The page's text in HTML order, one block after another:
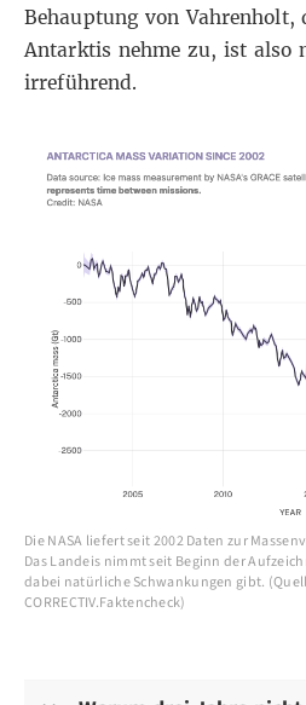
Behauptung von Vahrenholt,
Antarktis nehme zu, ist also
irreführend.
Die NASA liefert seit 2002 Daten zur
Das Landeis nimmt seit Beginn der
dabei natürliche Schwankungen gibt.
CORRECTIV.Faktencheck)